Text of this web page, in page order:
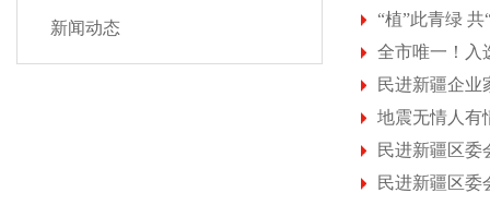
新闻动态
“植”此青绿
全市唯一！入
民进新疆企业
地震无情人有
民进新疆区委
民进新疆区委